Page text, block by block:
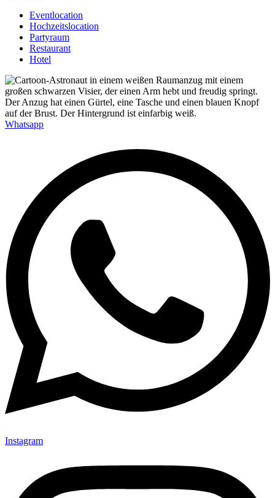
Eventlocation
Hochzeitslocation
Partyraum
Restaurant
Hotel
Whatsapp
Instagram